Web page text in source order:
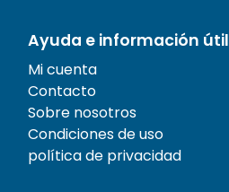
Ayuda e información útil
Mi cuenta
Contacto
Sobre nosotros
Condiciones de uso
política de privacidad